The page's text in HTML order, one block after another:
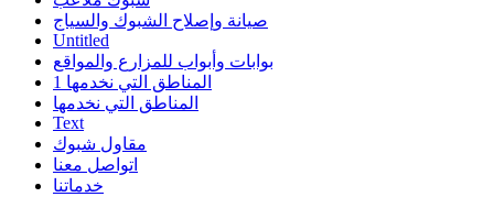
صيانة وإصلاح الشبوك والسياج
Untitled
بوابات وأبواب للمزارع والمواقع
المناطق التي نخدمها 1
المناطق التي نخدمها
Text
مقاول شبوك
اتواصل معنا
خدماتنا